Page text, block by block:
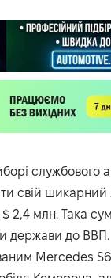
службового
свій шикарний
2,4 млн. Така
держави до ВВП.
Mercedes